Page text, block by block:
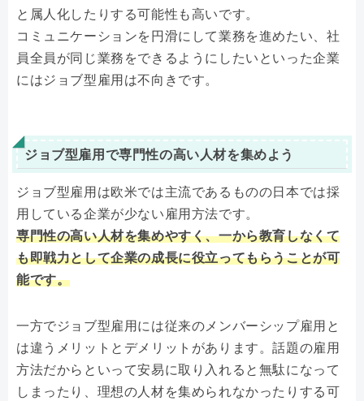
と属人化したりする可能性も高いです。
コミュニケーションを円滑にして業務を進めたい、社
員全員が同じ業務をできるようにしたいといった企業
にはジョブ型雇用は不向きです。
ジョブ型雇用で専門性の高い人材を集めよう
ジョブ型雇用は欧米では主流であるものの日本では採
用している企業が少ない雇用方法です。
専門性の高い人材を集めやすく、一から教育しなくて
も即戦力として企業の成長に役立ってもらうことが可
能です。
一方でジョブ型雇用には従来のメンバーシップ雇用と
は違うメリットとデメリットがあります。話題の雇用
方法だからといって安易に取り入れると無駄になって
しまったり、理想の人材を集められなかったりする可